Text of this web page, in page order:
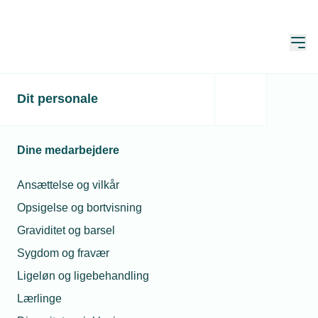
Dit personale
Dine medarbejdere
Ansættelse og vilkår
Opsigelse og bortvisning
Graviditet og barsel
Sygdom og fravær
Ligeløn og ligebehandling
Lærlinge
Ny indsats imod sex-